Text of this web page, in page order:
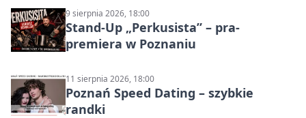
9 sierpnia 2026, 18:00
Stand-Up „Perkusista” – pra-
premiera w Poznaniu
11 sierpnia 2026, 18:00
Poznań Speed Dating – szybkie
randki